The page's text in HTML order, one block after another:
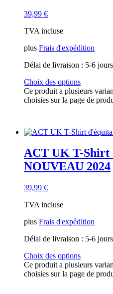
39,99 €
TVA incluse
plus Frais d'expédition
Délai de livraison : 5-6
Choix des options
Ce produit a plusieurs
choisies sur la page de
ACT UK T-Shirt
NOUVEAU 2024
39,99 €
TVA incluse
plus Frais d'expédition
Délai de livraison : 5-6
Choix des options
Ce produit a plusieurs
choisies sur la page de